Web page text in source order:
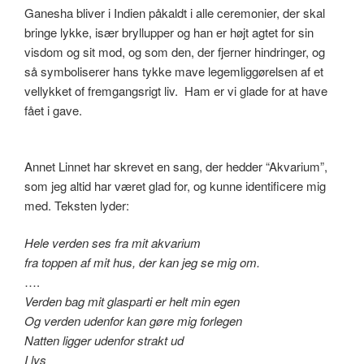
Ganesha bliver i Indien påkaldt i alle ceremonier, der skal
bringe lykke, især bryllupper og han er højt agtet for sin
visdom og sit mod, og som den, der fjerner hindringer, og
så symboliserer hans tykke mave legemliggørelsen af et
vellykket of fremgangsrigt liv. Ham er vi glade for at have
fået i gave.
Annet Linnet har skrevet en sang, der hedder “Akvarium”,
som jeg altid har været glad for, og kunne identificere mig
med. Teksten lyder:
Hele verden ses fra mit akvarium
fra toppen af mit hus, der kan jeg se mig om.
….
Verden bag mit glasparti er helt min egen
Og verden udenfor kan gøre mig forlegen
Natten ligger udenfor strakt ud
I lys